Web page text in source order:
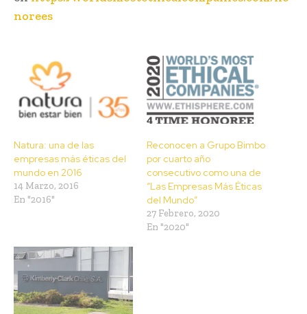
norees
Natura: una de las
empresas más éticas del
mundo en 2016
14 Marzo, 2016
En "2016"
Reconocen a Grupo Bimbo
por cuarto año
consecutivo como una de
“Las Empresas Más Éticas
del Mundo”
27 Febrero, 2020
En "2020"